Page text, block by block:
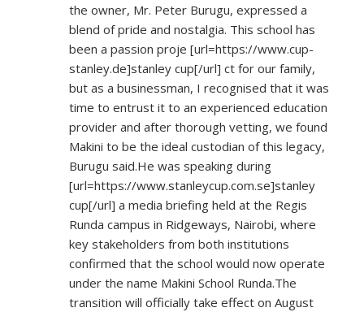
the owner, Mr. Peter Burugu, expressed a
blend of pride and nostalgia. This school has
been a passion proje [url=https://www.cup-
stanley.de]stanley cup[/url] ct for our family,
but as a businessman, I recognised that it was
time to entrust it to an experienced education
provider and after thorough vetting, we found
Makini to be the ideal custodian of this legacy,
Burugu said.He was speaking during
[url=https://www.stanleycup.com.se]stanley
cup[/url] a media briefing held at the Regis
Runda campus in Ridgeways, Nairobi, where
key stakeholders from both institutions
confirmed that the school would now operate
under the name Makini School Runda.The
transition will officially take effect on August